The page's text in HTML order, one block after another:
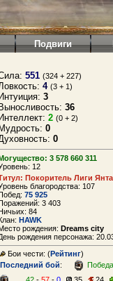
Подвиги
551 (324 + 227)
4 (3 + 1)
Интуиция: 3
Выносливость: 36
Интеллект: 2 (0 + 2)
Мудрость: 0
0
Могущество: 3 578 660 311
12
Покоритель Лиги
благородства: 107
Побед: 75 925
Поражений: 3 403
Ничьих: 84
Клан: HAWK
рождения: Dreams city
рождения персонажа:
Бои чести: (Рейтинг)
Последний бой:
Победа